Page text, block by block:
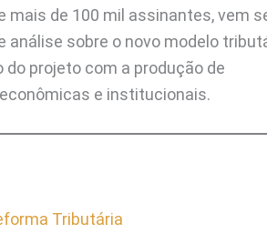
mais de 100 mil assinantes, vem
sobre o novo modelo
projeto com a produção de
e institucionais.
Tributária